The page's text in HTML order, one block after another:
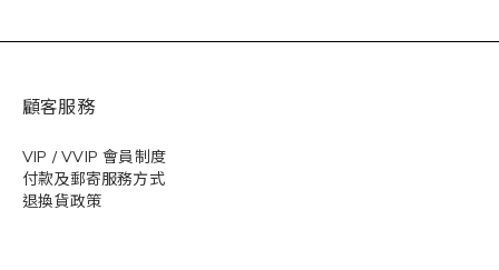
顧客服務
VIP / VVIP 會員制度
付款及郵寄服務方式
退換貨政策